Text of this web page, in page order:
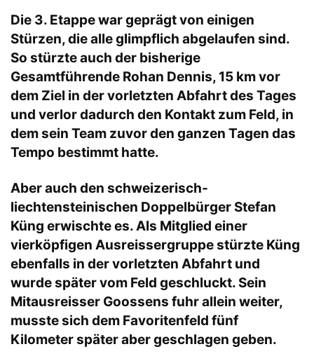
Die 3. Etappe war geprägt von einigen
Stürzen, die alle glimpflich abgelaufen sind.
So stürzte auch der bisherige
Gesamtführende Rohan Dennis, 15 km vor
dem Ziel in der vorletzten Abfahrt des Tages
und verlor dadurch den Kontakt zum Feld, in
dem sein Team zuvor den ganzen Tagen das
Tempo bestimmt hatte.
Aber auch den schweizerisch-
liechtensteinischen Doppelbürger Stefan
Küng erwischte es. Als Mitglied einer
vierköpfigen Ausreissergruppe stürzte Küng
ebenfalls in der vorletzten Abfahrt und
wurde später vom Feld geschluckt. Sein
Mitausreisser Goossens fuhr allein weiter,
musste sich dem Favoritenfeld fünf
Kilometer später aber geschlagen geben.